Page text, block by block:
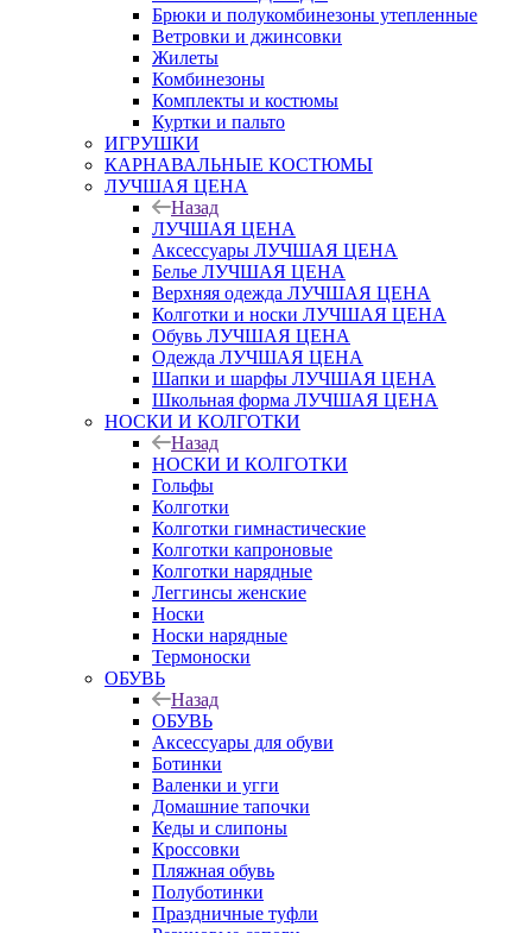
Брюки и полукомбинезоны утепленные
Ветровки и джинсовки
Жилеты
Комбинезоны
Комплекты и костюмы
Куртки и пальто
ИГРУШКИ
КАРНАВАЛЬНЫЕ КОСТЮМЫ
ЛУЧШАЯ ЦЕНА
Назад
ЛУЧШАЯ ЦЕНА
Аксессуары ЛУЧШАЯ ЦЕНА
Белье ЛУЧШАЯ ЦЕНА
Верхняя одежда ЛУЧШАЯ ЦЕНА
Колготки и носки ЛУЧШАЯ ЦЕНА
Обувь ЛУЧШАЯ ЦЕНА
Одежда ЛУЧШАЯ ЦЕНА
Шапки и шарфы ЛУЧШАЯ ЦЕНА
Школьная форма ЛУЧШАЯ ЦЕНА
НОСКИ И КОЛГОТКИ
Назад
НОСКИ И КОЛГОТКИ
Гольфы
Колготки
Колготки гимнастические
Колготки капроновые
Колготки нарядные
Леггинсы женские
Носки
Носки нарядные
Термоноски
ОБУВЬ
Назад
ОБУВЬ
Аксессуары для обуви
Ботинки
Валенки и угги
Домашние тапочки
Кеды и слипоны
Кроссовки
Пляжная обувь
Полуботинки
Праздничные туфли